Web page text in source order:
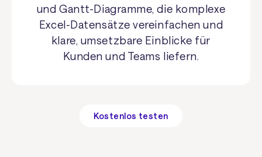
und Gantt-Diagramme, die komplexe
Excel-Datensätze vereinfachen und
klare, umsetzbare Einblicke für
Kunden und Teams liefern.
Kostenlos testen